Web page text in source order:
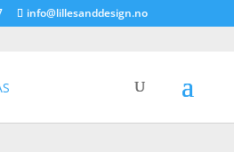
info@lillesanddesign.no